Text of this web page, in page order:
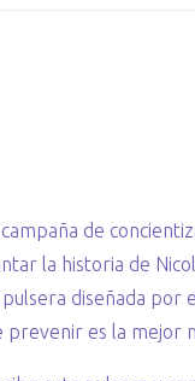
de
la historia de
diseñada
prevenir es la mejor